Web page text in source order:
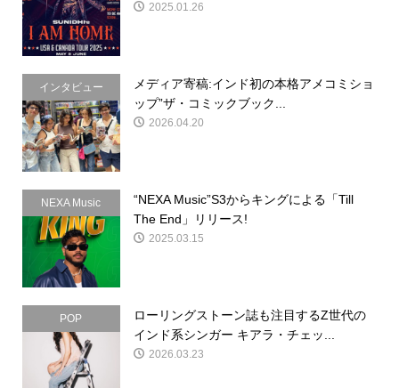
2025.01.26
インタビュー
メディア寄稿:インド初の本格アメコミショ
ップ”ザ・コミックブック...
2026.04.20
NEXA Music
“NEXA Music”S3からキングによる「Till
The End」リリース!
2025.03.15
POP
ローリングストーン誌も注目するZ世代の
インド系シンガー キアラ・チェッ...
2026.03.23